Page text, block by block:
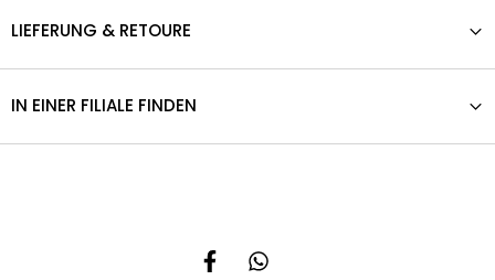
LIEFERUNG & RETOURE
IN EINER FILIALE FINDEN